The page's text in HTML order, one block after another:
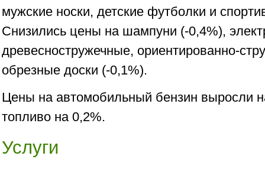
мужские носки, детские футболки и
Снизились цены на шампуни (-0,4%),
древесностружечные, ориентированно-
обрезные доски (-0,1%).
Цены на автомобильный бензин выросли
топливо на 0,2%.
Услуги